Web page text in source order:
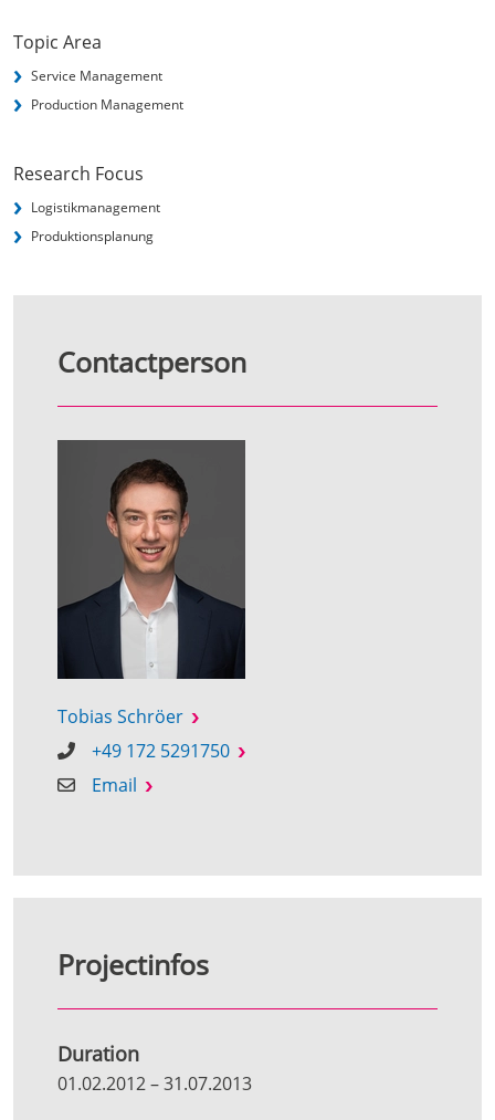
Topic Area
Service Management
Production Management
Research Focus
Logistikmanagement
Produktionsplanung
Contactperson
Tobias Schröer
+49 172 5291750
Email
Projectinfos
Duration
01.02.2012–31.07.2013